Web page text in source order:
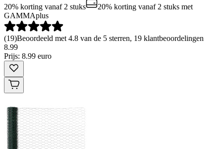
20% korting vanaf 2 stuks
20% korting vanaf 2 stuks met
GAMMAplus
(19)Beoordeeld met 4.8 van de 5 sterren, 19 klantbeoordelingen
8.99
Prijs: 8.99 euro